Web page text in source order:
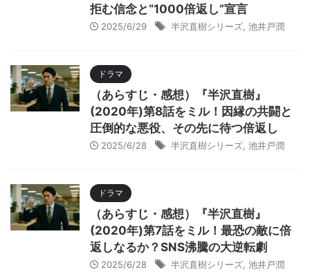
拒む信念と“1000倍返し”宣言
2025/6/29 半沢直樹シリーズ 池井戸潤
ドラマ
（あらすじ・感想）『半沢直樹』
(2020年)第8話をミル！因縁の共闘と
圧倒的な悪役、その先に待つ倍返し
2025/6/28 半沢直樹シリーズ 池井戸潤
ドラマ
（あらすじ・感想）『半沢直樹』
(2020年)第7話をミル！最恐の敵に倍
返しなるか？SNS沸騰の大逆転劇
2025/6/28 半沢直樹シリーズ 池井戸潤